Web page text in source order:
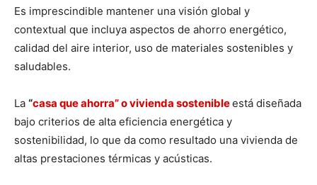
Es imprescindible mantener una visión global y
contextual que incluya aspectos de ahorro energético,
calidad del aire interior, uso de materiales sostenibles y
saludables.
La “casa que ahorra” o vivienda sostenibleestá diseñada
bajo criterios de alta eficiencia energética y
sostenibilidad, lo que da como resultado una vivienda de
altas prestaciones térmicas y acústicas.